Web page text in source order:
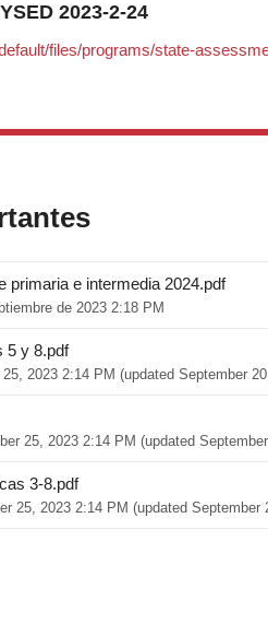
2023-2-24
files/programs/state-
primaria e intermedia 2024.pdf
de 2023 2:18 PM
5 y 8.pdf
2023 2:14 PM (updated September
25, 2023 2:14 PM (updated
3-8.pdf
25, 2023 2:14 PM (updated September